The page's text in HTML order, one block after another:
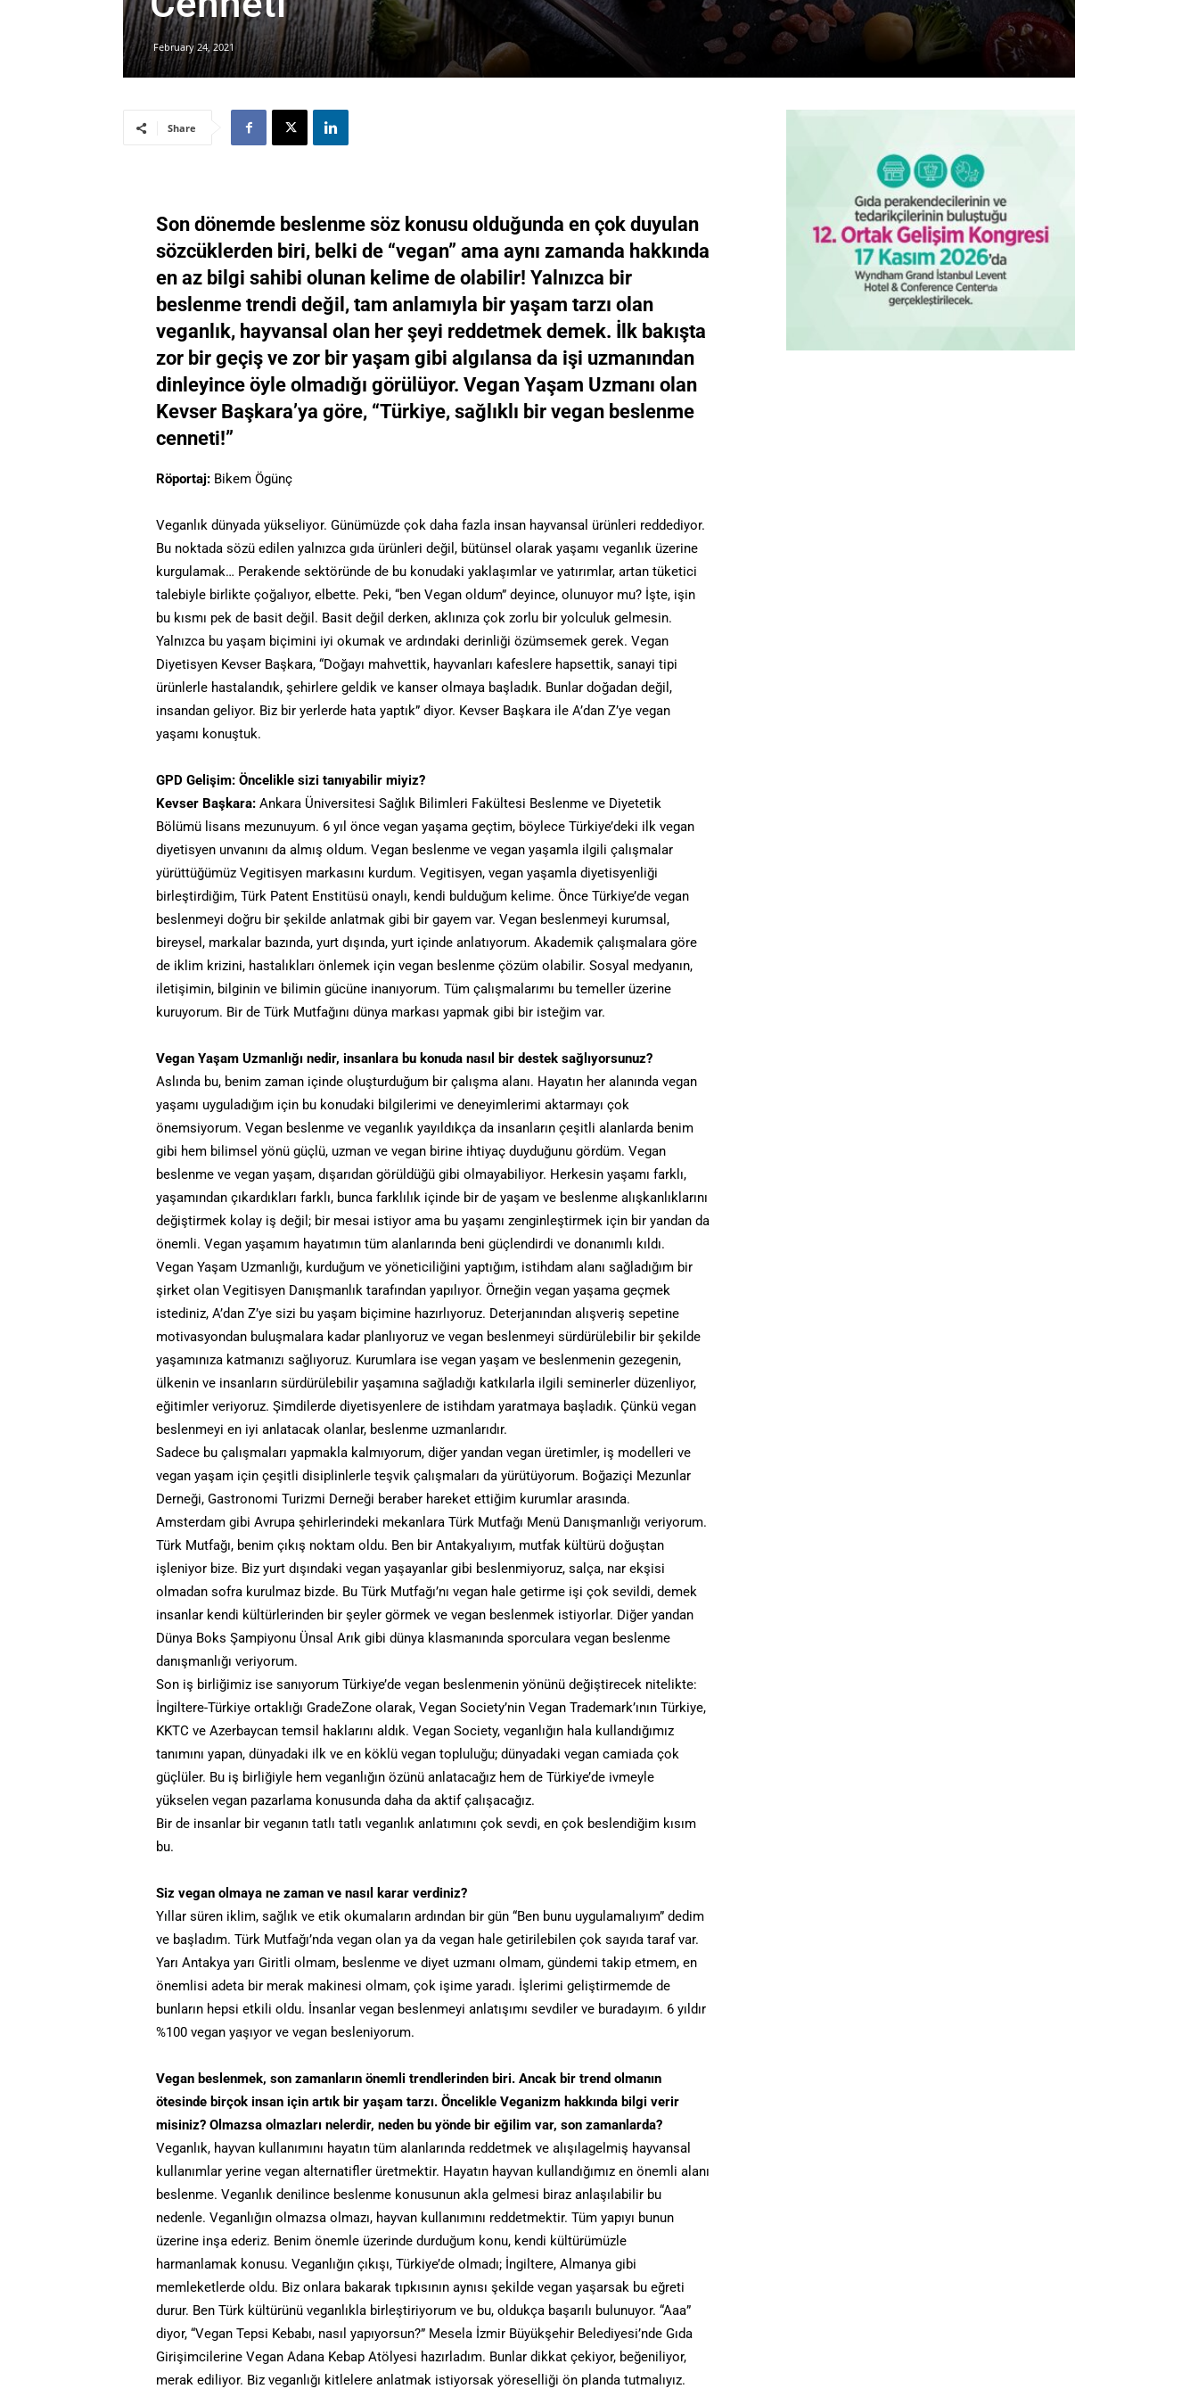
February 24, 2021
Share
Son dönemde beslenme söz konusu olduğunda en çok duyulan
sözcüklerden biri, belki de “vegan” ama aynı zamanda hakkında
en az bilgi sahibi olunan kelime de olabilir! Yalnızca bir
beslenme trendi değil, tam anlamıyla bir yaşam tarzı olan
veganlık, hayvansal olan her şeyi reddetmek demek. İlk bakışta
zor bir geçiş ve zor bir yaşam gibi algılansa da işi uzmanından
dinleyince öyle olmadığı görülüyor. Vegan Yaşam Uzmanı olan
Kevser Başkara’ya göre, “Türkiye, sağlıklı bir vegan beslenme
cenneti!”
Röportaj: Bikem Ögünç
Veganlık dünyada yükseliyor. Günümüzde çok daha fazla insan hayvansal ürünleri reddediyor.
Bu noktada sözü edilen yalnızca gıda ürünleri değil, bütünsel olarak yaşamı veganlık üzerine
kurgulamak… Perakende sektöründe de bu konudaki yaklaşımlar ve yatırımlar, artan tüketici
talebiyle birlikte çoğalıyor, elbette. Peki, “ben Vegan oldum” deyince, olunuyor mu? İşte, işin
bu kısmı pek de basit değil. Basit değil derken, aklınıza çok zorlu bir yolculuk gelmesin.
Yalnızca bu yaşam biçimini iyi okumak ve ardındaki derinliği özümsemek gerek. Vegan
Diyetisyen Kevser Başkara, “Doğayı mahvettik, hayvanları kafeslere hapsettik, sanayi tipi
ürünlerle hastalandık, şehirlere geldik ve kanser olmaya başladık. Bunlar doğadan değil,
insandan geliyor. Biz bir yerlerde hata yaptık” diyor. Kevser Başkara ile A’dan Z’ye vegan
yaşamı konuştuk.
GPD Gelişim: Öncelikle sizi tanıyabilir miyiz?
Kevser Başkara: Ankara Üniversitesi Sağlık Bilimleri Fakültesi Beslenme ve Diyetetik
Bölümü lisans mezunuyum. 6 yıl önce vegan yaşama geçtim, böylece Türkiye’deki ilk vegan
diyetisyen unvanını da almış oldum. Vegan beslenme ve vegan yaşamla ilgili çalışmalar
yürüttüğümüz Vegitisyen markasını kurdum. Vegitisyen, vegan yaşamla diyetisyenliği
birleştirdiğim, Türk Patent Enstitüsü onaylı, kendi bulduğum kelime. Önce Türkiye’de vegan
beslenmeyi doğru bir şekilde anlatmak gibi bir gayem var. Vegan beslenmeyi kurumsal,
bireysel, markalar bazında, yurt dışında, yurt içinde anlatıyorum. Akademik çalışmalara göre
de iklim krizini, hastalıkları önlemek için vegan beslenme çözüm olabilir. Sosyal medyanın,
iletişimin, bilginin ve bilimin gücüne inanıyorum. Tüm çalışmalarımı bu temeller üzerine
kuruyorum. Bir de Türk Mutfağını dünya markası yapmak gibi bir isteğim var.
Vegan Yaşam Uzmanlığı nedir, insanlara bu konuda nasıl bir destek sağlıyorsunuz?
Aslında bu, benim zaman içinde oluşturduğum bir çalışma alanı. Hayatın her alanında vegan
yaşamı uyguladığım için bu konudaki bilgilerimi ve deneyimlerimi aktarmayı çok
önemsiyorum. Vegan beslenme ve veganlık yayıldıkça da insanların çeşitli alanlarda benim
gibi hem bilimsel yönü güçlü, uzman ve vegan birine ihtiyaç duyduğunu gördüm. Vegan
beslenme ve vegan yaşam, dışarıdan görüldüğü gibi olmayabiliyor. Herkesin yaşamı farklı,
yaşamından çıkardıkları farklı, bunca farklılık içinde bir de yaşam ve beslenme alışkanlıklarını
değiştirmek kolay iş değil; bir mesai istiyor ama bu yaşamı zenginleştirmek için bir yandan da
önemli. Vegan yaşamım hayatımın tüm alanlarında beni güçlendirdi ve donanımlı kıldı.
Vegan Yaşam Uzmanlığı, kurduğum ve yöneticiliğini yaptığım, istihdam alanı sağladığım bir
şirket olan Vegitisyen Danışmanlık tarafından yapılıyor. Örneğin vegan yaşama geçmek
istediniz, A’dan Z’ye sizi bu yaşam biçimine hazırlıyoruz. Deterjanından alışveriş sepetine
motivasyondan buluşmalara kadar planlıyoruz ve vegan beslenmeyi sürdürülebilir bir şekilde
yaşamınıza katmanızı sağlıyoruz. Kurumlara ise vegan yaşam ve beslenmenin gezegenin,
ülkenin ve insanların sürdürülebilir yaşamına sağladığı katkılarla ilgili seminerler düzenliyor,
eğitimler veriyoruz. Şimdilerde diyetisyenlere de istihdam yaratmaya başladık. Çünkü vegan
beslenmeyi en iyi anlatacak olanlar, beslenme uzmanlarıdır.
Sadece bu çalışmaları yapmakla kalmıyorum, diğer yandan vegan üretimler, iş modelleri ve
vegan yaşam için çeşitli disiplinlerle teşvik çalışmaları da yürütüyorum. Boğaziçi Mezunlar
Derneği, Gastronomi Turizmi Derneği beraber hareket ettiğim kurumlar arasında.
Amsterdam gibi Avrupa şehirlerindeki mekanlara Türk Mutfağı Menü Danışmanlığı veriyorum.
Türk Mutfağı, benim çıkış noktam oldu. Ben bir Antakyalıyım, mutfak kültürü doğuştan
işleniyor bize. Biz yurt dışındaki vegan yaşayanlar gibi beslenmiyoruz, salça, nar ekşisi
olmadan sofra kurulmaz bizde. Bu Türk Mutfağı’nı vegan hale getirme işi çok sevildi, demek
insanlar kendi kültürlerinden bir şeyler görmek ve vegan beslenmek istiyorlar. Diğer yandan
Dünya Boks Şampiyonu Ünsal Arık gibi dünya klasmanında sporculara vegan beslenme
danışmanlığı veriyorum.
Son iş birliğimiz ise sanıyorum Türkiye’de vegan beslenmenin yönünü değiştirecek nitelikte:
İngiltere-Türkiye ortaklığı GradeZone olarak, Vegan Society’nin Vegan Trademark’ının Türkiye,
KKTC ve Azerbaycan temsil haklarını aldık. Vegan Society, veganlığın hala kullandığımız
tanımını yapan, dünyadaki ilk ve en köklü vegan topluluğu; dünyadaki vegan camiada çok
güçlüler. Bu iş birliğiyle hem veganlığın özünü anlatacağız hem de Türkiye’de ivmeyle
yükselen vegan pazarlama konusunda daha da aktif çalışacağız.
Bir de insanlar bir veganın tatlı tatlı veganlık anlatımını çok sevdi, en çok beslendiğim kısım
bu.
Siz vegan olmaya ne zaman ve nasıl karar verdiniz?
Yıllar süren iklim, sağlık ve etik okumaların ardından bir gün “Ben bunu uygulamalıyım” dedim
ve başladım. Türk Mutfağı’nda vegan olan ya da vegan hale getirilebilen çok sayıda taraf var.
Yarı Antakya yarı Giritli olmam, beslenme ve diyet uzmanı olmam, gündemi takip etmem, en
önemlisi adeta bir merak makinesi olmam, çok işime yaradı. İşlerimi geliştirmemde de
bunların hepsi etkili oldu. İnsanlar vegan beslenmeyi anlatışımı sevdiler ve buradayım. 6 yıldır
%100 vegan yaşıyor ve vegan besleniyorum.
Vegan beslenmek, son zamanların önemli trendlerinden biri. Ancak bir trend olmanın
ötesinde birçok insan için artık bir yaşam tarzı. Öncelikle Veganizm hakkında bilgi verir
misiniz? Olmazsa olmazları nelerdir, neden bu yönde bir eğilim var, son zamanlarda?
Veganlık, hayvan kullanımını hayatın tüm alanlarında reddetmek ve alışılagelmiş hayvansal
kullanımlar yerine vegan alternatifler üretmektir. Hayatın hayvan kullandığımız en önemli alanı
beslenme. Veganlık denilince beslenme konusunun akla gelmesi biraz anlaşılabilir bu
nedenle. Veganlığın olmazsa olmazı, hayvan kullanımını reddetmektir. Tüm yapıyı bunun
üzerine inşa ederiz. Benim önemle üzerinde durduğum konu, kendi kültürümüzle
harmanlamak konusu. Veganlığın çıkışı, Türkiye’de olmadı; İngiltere, Almanya gibi
memleketlerde oldu. Biz onlara bakarak tıpkısının aynısı şekilde vegan yaşarsak bu eğreti
durur. Ben Türk kültürünü veganlıkla birleştiriyorum ve bu, oldukça başarılı bulunuyor. “Aaa”
diyor, “Vegan Tepsi Kebabı, nasıl yapıyorsun?” Mesela İzmir Büyükşehir Belediyesi’nde Gıda
Girişimcilerine Vegan Adana Kebap Atölyesi hazırladım. Bunlar dikkat çekiyor, beğeniliyor,
merak ediliyor. Biz veganlığı kitlelere anlatmak istiyorsak yöreselliği ön planda tutmalıyız.